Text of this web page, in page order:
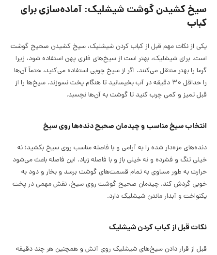
سیخ کشیدن گوشت شیشلیک: آماده‌سازی برای
کباب
یکی از نکات مهم قبل از کباب کردن شیشلیک، سیخ کشیدن صحیح گوشت
است. برای شیشلیک، بهتر است از سیخ‌های فلزی پهن استفاده شود، زیرا
گرما را بهتر منتقل می‌کنند. اگر از سیخ چوبی استفاده می‌کنید، حتماً آن‌ها
را حداقل ۳۰ دقیقه در آب بخیسانید تا هنگام پخت نسوزند. سیخ‌ها را از
قبل تمیز و کمی چرب کنید تا گوشت به آن‌ها نچسبد.
انتخاب سیخ مناسب و چیدمان صحیح دنده‌ها روی سیخ
دنده‌های مزه‌دار شده را به آرامی و با فاصله مناسب روی سیخ بکشید؛ نه
خیلی تنگ و فشرده و نه خیلی باز و با فاصله زیاد. این فاصله باعث می‌شود
حرارت به طور مساوی به تمام قسمت‌های گوشت برسد و بخار و دود به
خوبی گردش کند. چیدمان صحیح گوشت روی سیخ، نقش مهمی در پخت
یکنواخت و آبدار ماندن شیشلیک دارد.
نکات قبل از کباب کردن شیشلیک
قبل از قرار دادن سیخ‌های شیشلیک روی آتش و همچنین هر چند دقیقه